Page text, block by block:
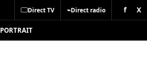
Direct TV ⌁Direct radio f X
PORTRAIT